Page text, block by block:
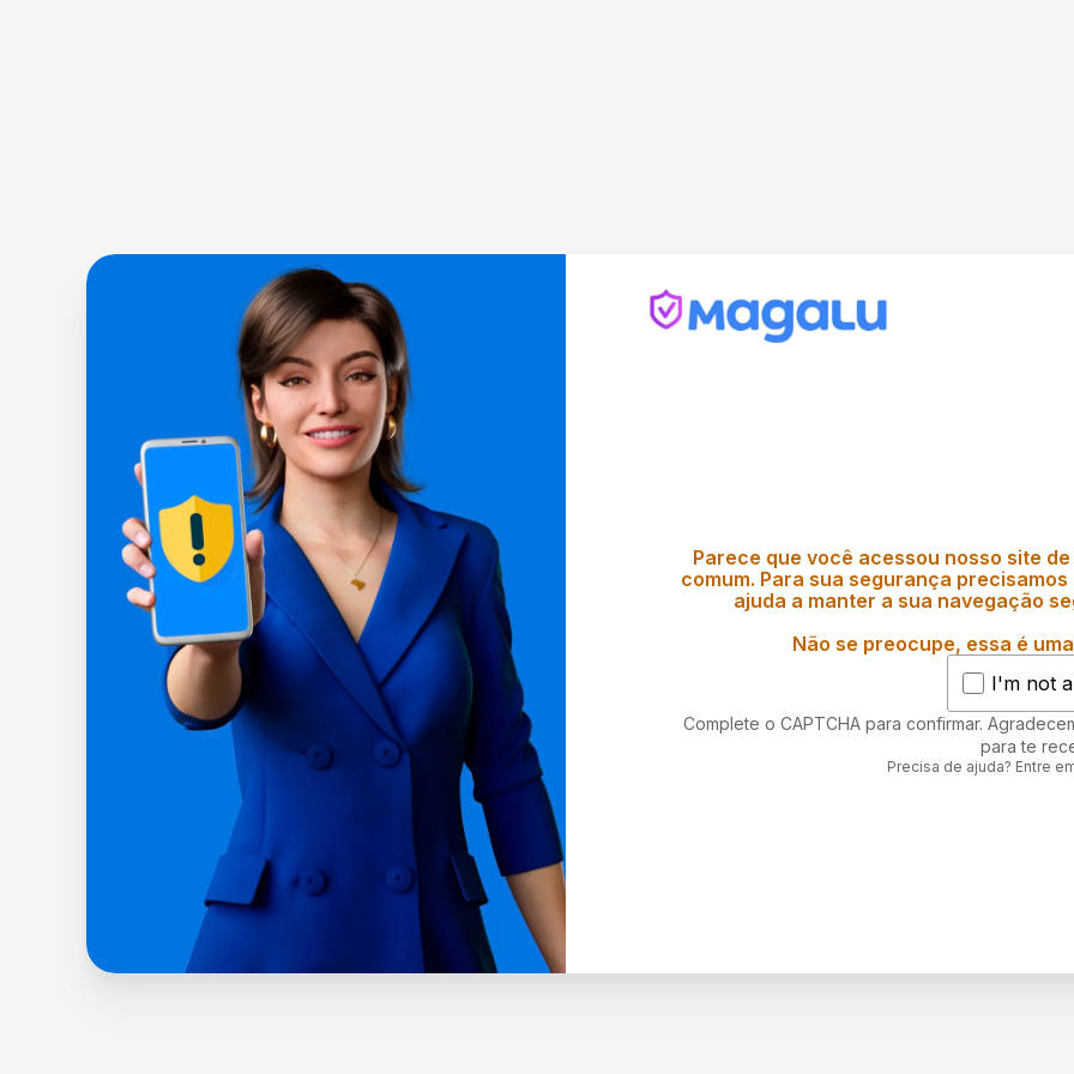
Parece que você acessou nosso site
comum. Para sua segurança
ajuda a manter a sua navegação
Não se preocupe, essa é
I'm not
Complete o CAPTCHA para confirmar.
para te
Precisa de ajuda? Entre